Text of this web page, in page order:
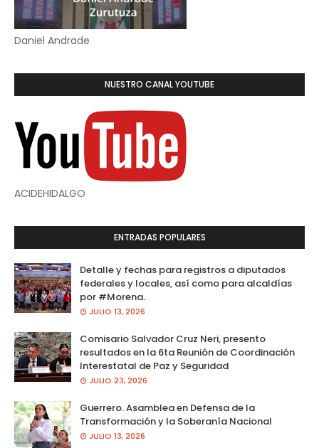
Daniel Andrade
NUESTRO CANAL YOUTUBE
ACIDEHIDALGO
ENTRADAS POPULARES
Detalle y fechas para registros a diputados
federales y locales, así como para alcaldías
por #Morena.
JULIO 13, 2026
Comisario Salvador Cruz Neri, presento
resultados en la 6ta Reunión de Coordinación
Interestatal de Paz y Seguridad
JULIO 23, 2026
Guerrero. Asamblea en Defensa de la
Transformación y la Soberanía Nacional
JULIO 13, 2026